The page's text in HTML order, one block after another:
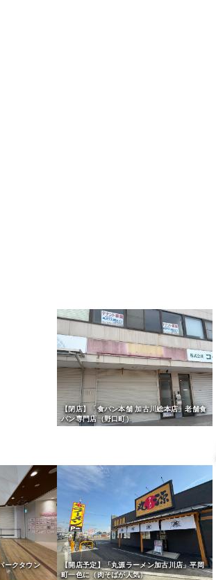
【閉店】「食パン本舗 加古川総本店」老舗食
パン専門店（野口町）
ークタウン
【開店予定】「丸源ラーメン加古川店」平岡
町一色に（肉そばが人気）